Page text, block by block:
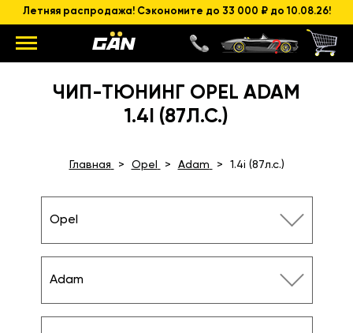
Летняя распродажа! Сэкономите до 33 000 ₽ до 10.08.26!
ЧИП-ТЮНИНГ OPEL ADAM
1.4I (87Л.С.)
Главная Opel Adam 1.4i (87л.с.)
Opel
Adam